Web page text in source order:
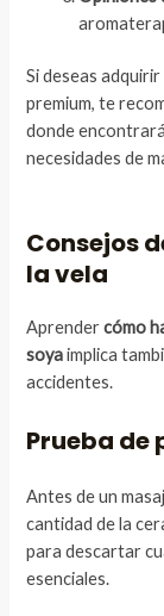
Si deseas
premium, te
donde
necesidades de
Consejos
la vela
Aprendercómo
soyaimplica
accidentes.
Prueba de
Antes de un
cantidad de la
para descartar
esenciales.